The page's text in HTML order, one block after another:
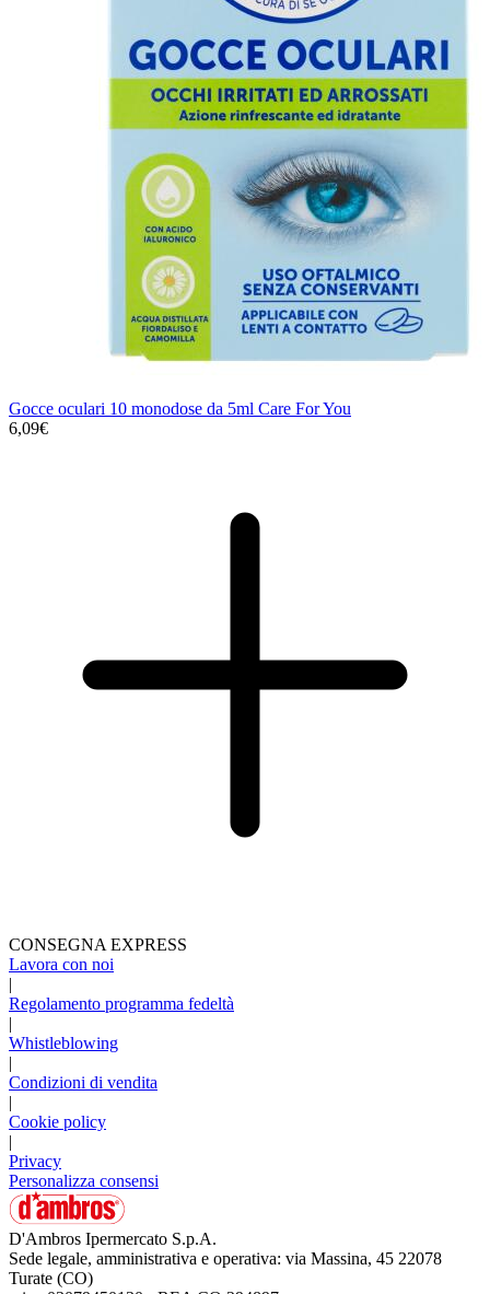
Gocce oculari 10 monodose da 5ml Care For You
6,09€
CONSEGNA EXPRESS
Lavora con noi
|
Regolamento programma fedeltà
|
Whistleblowing
|
Condizioni di vendita
|
Cookie policy
|
Privacy
Personalizza consensi
D'Ambros Ipermercato S.p.A.
Sede legale, amministrativa e operativa: via Massina, 45 22078
Turate (CO)